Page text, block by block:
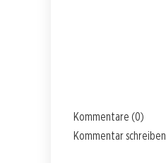
Kommentare (0)
Kommentar schreiben